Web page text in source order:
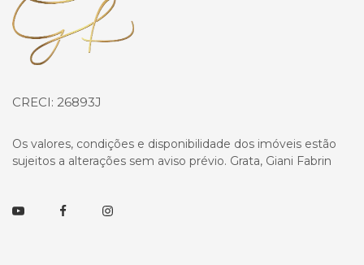
CRECI: 26893J
Os valores, condições e disponibilidade dos imóveis estão
sujeitos a alterações sem aviso prévio. Grata, Giani Fabrin
YoutubeFacebookInstagram